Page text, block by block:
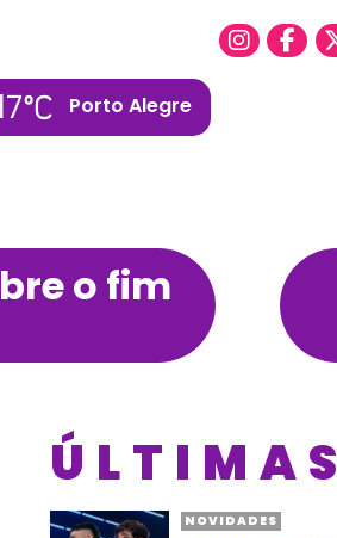
Porto Alegre
o fim
ÚLTIMAS
NOVIDADES